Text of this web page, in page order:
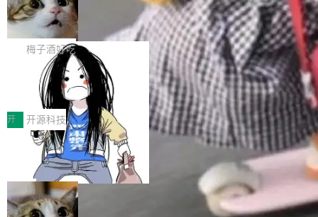
有云模型能够满足快速试用和效率提升的需求。
但对于金融、能源、医疗等对数据安全要求较...
让AI用起来，还要进一步看清混合算力时代下，
Token花在哪里、算力是否被充分利用，以及持
续增长的AI成本该如何优化。 深信服AI算力网关
正是围绕这些实际问题，从Token治理和成本治
理两个方面，让用户的每一份算力都看得清、管
得住、用得稳、省得下、更安全！ 一、从现在开
始，Token使用一目...
ean 在 Google 工作了 27 年后，宣布离职。 他
不是一个人走。一同离开的还有 Sanjay Ghema
wat（Google 员工编号 23，Jeff Dean 二十多
年的编程搭档，MapReduce 和 Bigtable 的共同
作者）、Quoc Le（Google 大脑核心成员，Se
q2Seq 和 DocAI 的共同发明人）以及 Oriol Vin
yals（Gemini 联合负责人，AlphaSta...
🔥 SolonCode v2026.8.4 发布：界面
字体可调、22 种语言、记忆搜索增强
打开终端就能上岗的全中文编码智能体，这一轮
把「看得清、用母语、记得住」三件事一次补
齐。 SolonCode 是什么 SolonCode 是杭州无
耳科技研发的企业级终端编码智能体——一位全
中文驱动的数字员工，自主理解需求、规划步
骤、编写代码。不挑模型、不挑平台，curl 一行
装完即用。 开源地址：Gitee · GitCode · GitHu
b 安装 支持 Java 8+（8~26）、macOS / Linu
x / Windows / Harmony PC。 # macOS / Linu
x / Harmony PC curl -fsSL https://solon.noea
r.org/solon...
梅子酒好吃
让“代码语义理解”深度释放AI Coding
价值潜能：华为云码道（CodeArts）
代码仓技术解析
一、代码仓深度理解技术的作用与价值 在软件工
程实践中，代码仓是企业核心知识资产的主要载
体。企业级代码仓库通常包含数十万乃至数百万
个文件，其规模远超单次模型调用可承载的上下
文窗口。随着项目规模的持续扩张与代码历史的
不断累积，代码仓中的模块关系、接口契约、业
务逻辑等关键信息往往分散于数十乃至数百个文
开 开源科技
一条“删库”命令跑 17 小时，算法工程
师删光 89TB 数据只为干私活
最高人民检察院8月4日公布了一起案件：北京一
名90后算法工程师王某，为了给自己接的私活腾
服务器空间，删光了公司AI游戏部门的全部核心
局